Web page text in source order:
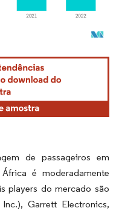
atribuição conforme CC BY 4.0.
de passageiros em
é moderadamente
players do mercado são
Garrett Electronics,